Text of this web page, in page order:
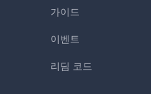
가이드
이벤트
리딤 코드